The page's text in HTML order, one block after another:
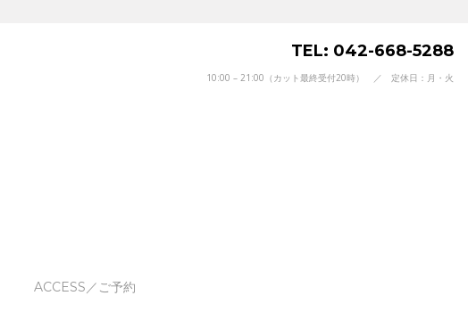
ACCESS／ご予約
TEL: 042-668-5288
10:00 – 21:00（カット最終受付20時） ／ 定休日：月・火